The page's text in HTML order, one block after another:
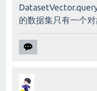
的数据集只有一个